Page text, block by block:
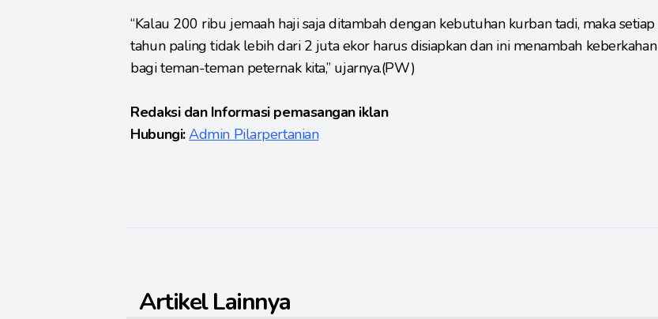
“Kalau 200 ribu jemaah haji saja ditambah dengan kebutuhan kurban tadi, maka setiap
tahun paling tidak lebih dari 2 juta ekor harus disiapkan dan ini menambah keberkahan
bagi teman-teman peternak kita,” ujarnya.(PW)
Redaksi dan Informasi pemasangan iklan
Hubungi:Admin Pilarpertanian
Artikel Lainnya